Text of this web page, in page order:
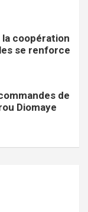
la coopération
se renforce
de
Diomaye